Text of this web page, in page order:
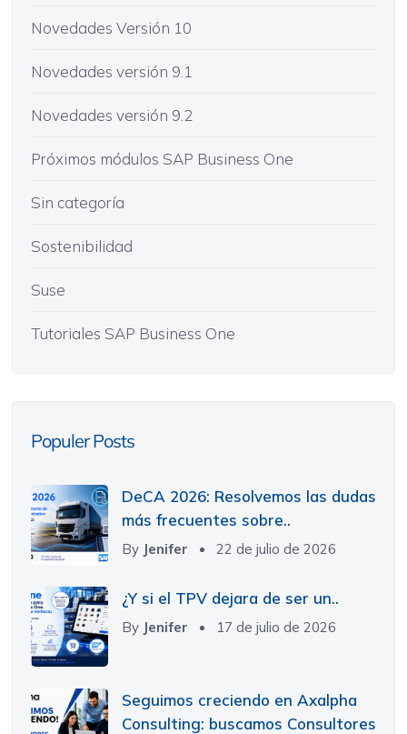
Novedades Versión 10
Novedades versión 9.1
Novedades versión 9.2
Próximos módulos SAP Business One
Sin categoría
Sostenibilidad
Suse
Tutoriales SAP Business One
Populer Posts
DeCA 2026: Resolvemos las dudas
más frecuentes sobre..
By Jenifer 22 de julio de 2026
¿Y si el TPV dejara de ser un..
By Jenifer 17 de julio de 2026
Seguimos creciendo en Axalpha
Consulting: buscamos Consultores